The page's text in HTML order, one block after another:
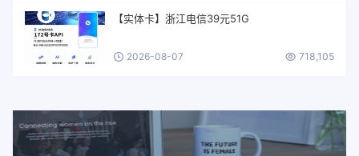
【实体卡】浙江电信39元51G
2026-08-07 718,105